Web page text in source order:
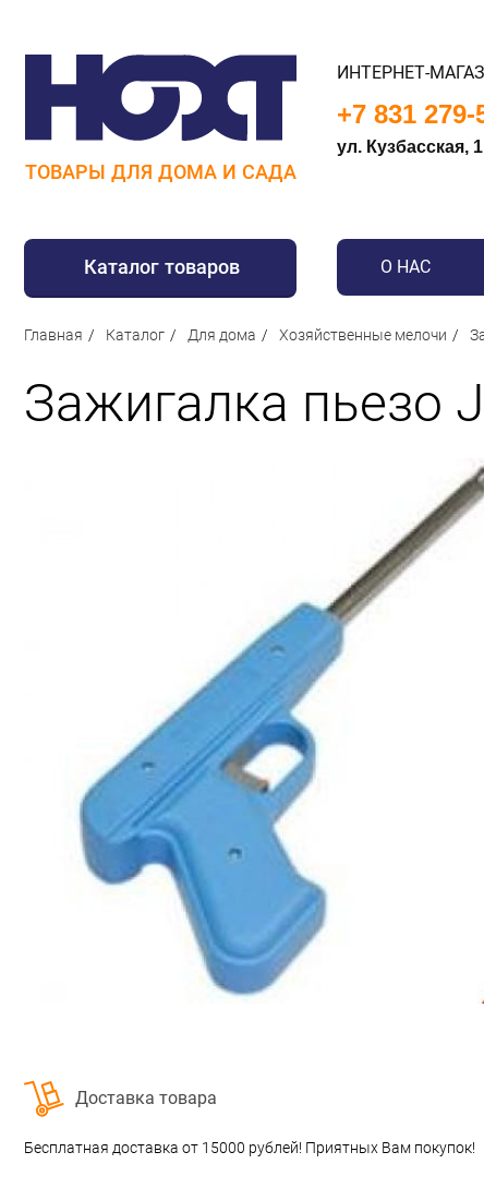
ТОВАРЫ ДЛЯ ДОМА И САДА
ИНТЕРНЕТ-
+7 831 279-
ул. Кузбасская,
Каталог товаров
Для дома
Сантехника
О НАС
Главная Каталог Для дома Хозяйственные мелочи
Зажигалка пьезо
Доставка товара
Бесплатная доставка от 15000 рублей! Приятных Вам покупок!